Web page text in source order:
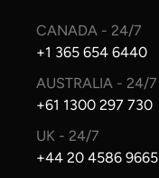
CANADA - 24/7
+1 365 654 6440
AUSTRALIA - 24/7
+61 1300 297 730
UK - 24/7
+44 20 4586 9665